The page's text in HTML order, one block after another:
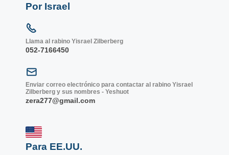
Por Israel
Llama al rabino Yisrael Zilberberg
052-7166450
Enviar correo electrónico para contactar al rabino Yisrael
Zilberberg y sus nombres - Yeshuot
zera277@gmail.com
Para EE.UU.